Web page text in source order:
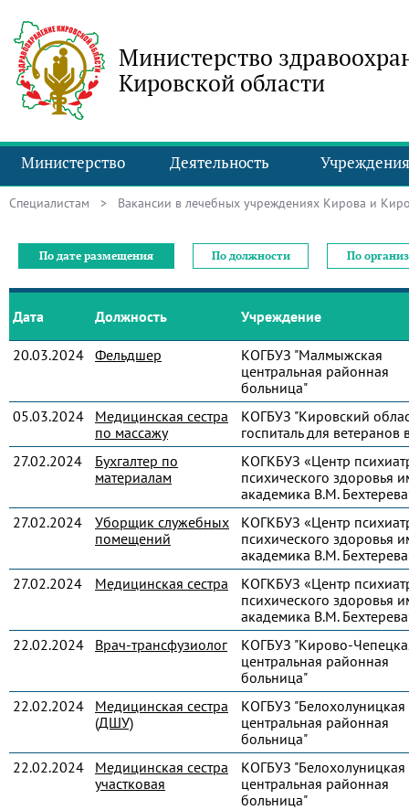
Министерство
Кировской области
Министерство Деятельность Учреждения
Специалистам > Вакансии в лечебных учреждениях Кирова и
По дате размещения По должности По
Дата Должность Учреждение
20.03.2024 Фельдшер
КОГБУЗ "Малмыжская
центральная районная
больница"
05.03.2024
Медицинская сестра
по массажу
КОГБУЗ "Кировский
госпиталь для ветеранов
27.02.2024
Бухгалтер по
материалам
КОГКБУЗ «Центр
психического здоровья
академика В.М.
27.02.2024
Уборщик служебных
помещений
КОГКБУЗ «Центр
психического здоровья
академика В.М.
27.02.2024
Медицинская сестра
КОГКБУЗ «Центр
психического здоровья
академика В.М.
22.02.2024
Врач-трансфузиолог
КОГБУЗ "Кирово-
центральная районная
больница"
22.02.2024
Медицинская сестра
(ДШУ)
КОГБУЗ "Белохолуницкая
центральная районная
больница"
22.02.2024
Медицинская сестра
участковая
КОГБУЗ "Белохолуницкая
центральная районная
больница"